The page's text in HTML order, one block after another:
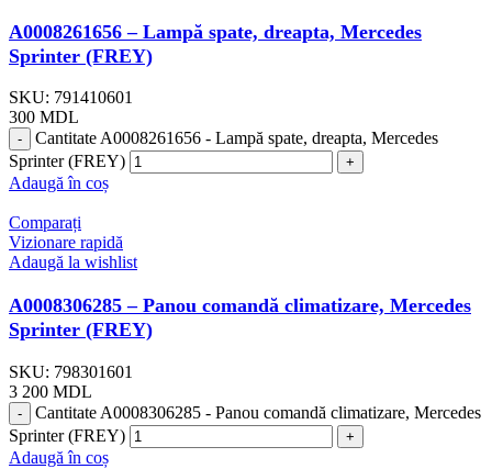
A0008261656 – Lampă spate, dreapta, Mercedes
Sprinter (FREY)
SKU: 791410601
300 MDL
Cantitate A0008261656 - Lampă spate, dreapta, Mercedes
Sprinter (FREY)
Adaugă în coș
Comparați
Vizionare rapidă
Adaugă la wishlist
A0008306285 – Panou comandă climatizare, Mercedes
Sprinter (FREY)
SKU: 798301601
3 200 MDL
Cantitate A0008306285 - Panou comandă climatizare, Mercedes
Sprinter (FREY)
Adaugă în coș